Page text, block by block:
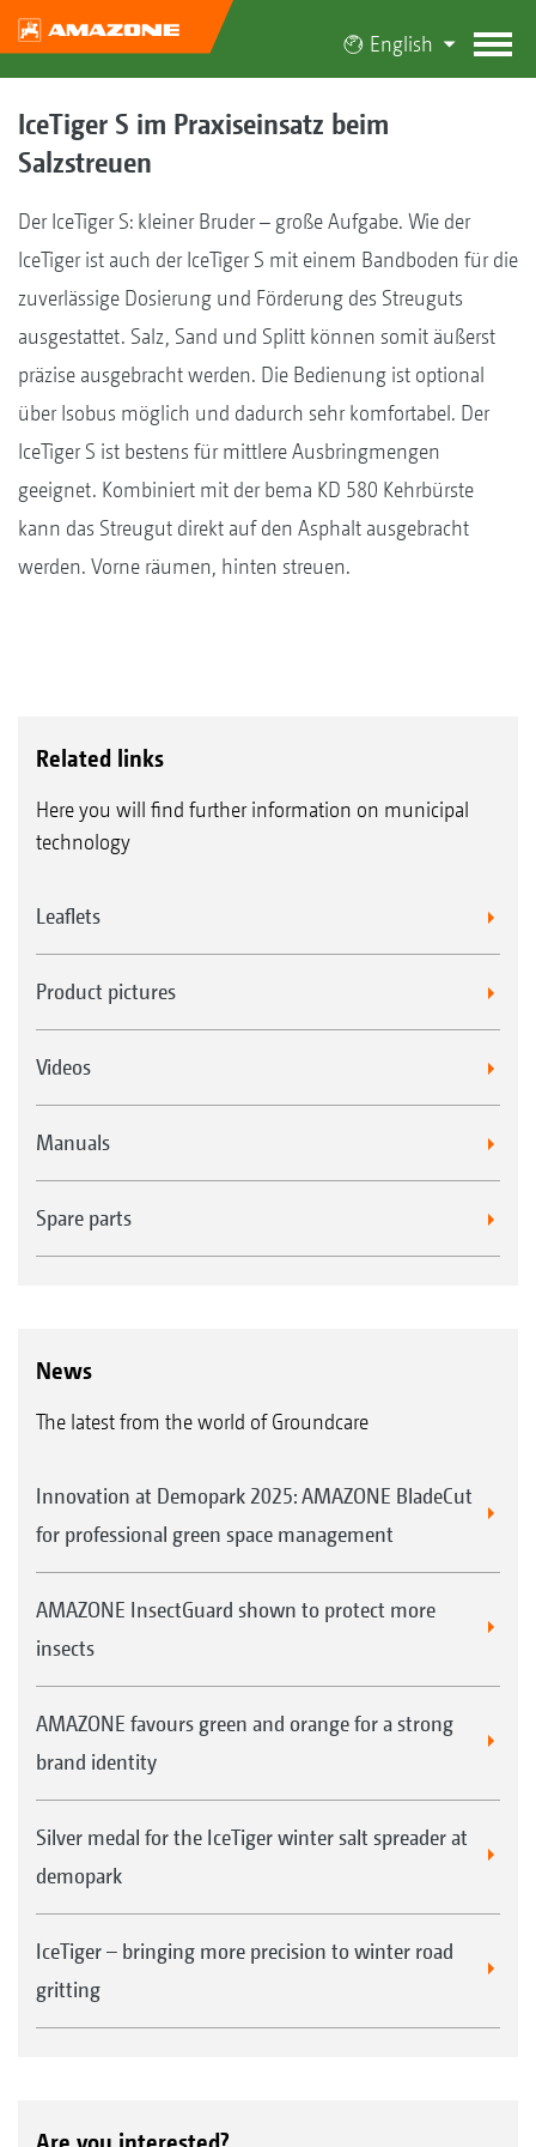
English
IceTiger S im Praxiseinsatz beim
Salzstreuen
Der IceTiger S: kleiner Bruder – große Aufgabe. Wie der
IceTiger ist auch der IceTiger S mit einem Bandboden für die
zuverlässige Dosierung und Förderung des Streuguts
ausgestattet. Salz, Sand und Splitt können somit äußerst
präzise ausgebracht werden. Die Bedienung ist optional
über Isobus möglich und dadurch sehr komfortabel. Der
IceTiger S ist bestens für mittlere Ausbringmengen
geeignet. Kombiniert mit der bema KD 580 Kehrbürste
kann das Streugut direkt auf den Asphalt ausgebracht
werden. Vorne räumen, hinten streuen.
Related links
Here you will find further information on municipal
technology
Leaflets
Product pictures
Videos
Manuals
Spare parts
News
The latest from the world of Groundcare
Innovation at Demopark 2025: AMAZONE BladeCut
for professional green space management
AMAZONE InsectGuard shown to protect more
insects
AMAZONE favours green and orange for a strong
brand identity
Silver medal for the IceTiger winter salt spreader at
demopark
IceTiger – bringing more precision to winter road
gritting